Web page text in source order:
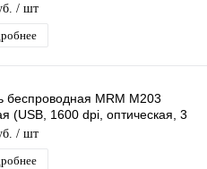
/ шт
MRM M203
(USB, 1600 dpi, оптическая, 3
/ шт